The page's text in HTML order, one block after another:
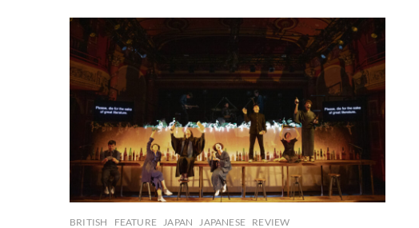
BRITISH FEATURE JAPAN JAPANESE REVIEW